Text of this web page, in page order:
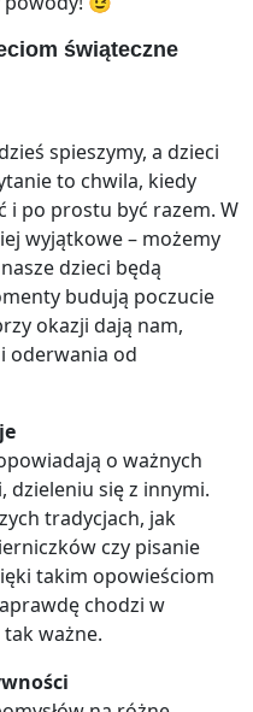
świąteczne
spieszymy, a dzieci
to chwila, kiedy
i po prostu być razem. W
wyjątkowe – możemy
dzieci będą
budują poczucie
okazji dają nam,
oderwania od
o ważnych
dzieleniu się z innymi.
tradycjach, jak
czy pisanie
takim opowieściom
chodzi w
ważne.